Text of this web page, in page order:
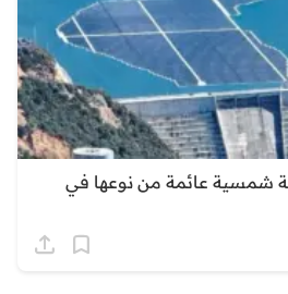
شمسية عائمة من نوعها في